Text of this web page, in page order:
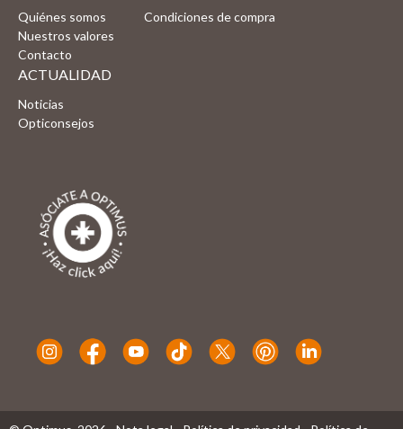
Quiénes somos
Nuestros valores
Contacto
Condiciones de compra
ACTUALIDAD
Noticias
Opticonsejos